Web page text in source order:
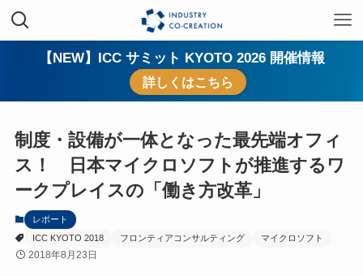
【NEW】ICC サミット KYOTO 2026 開催情報
詳しくはこちら
制度・設備が一体となった最先端オフィ
ス！ 日本マイクロソフトが推進するワ
ークプレイスの「働き方改革」
レポート
ICC KYOTO 2018
フロンティアコンサルティング マイクロソフト
2018年8月23日